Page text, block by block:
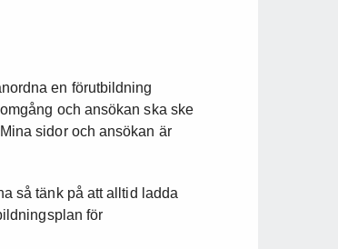
en förutbildning
och ansökan ska ske
sidor och ansökan är
så tänk på att alltid ladda
för